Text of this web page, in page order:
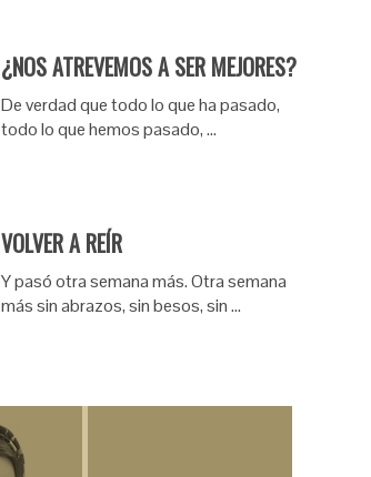
¿NOS ATREVEMOS A SER MEJORES?
De verdad que todo lo que ha pasado,
todo lo que hemos pasado, …
VOLVER A REÍR
Y pasó otra semana más. Otra semana
más sin abrazos, sin besos, sin …